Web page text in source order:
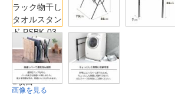
画像を見る